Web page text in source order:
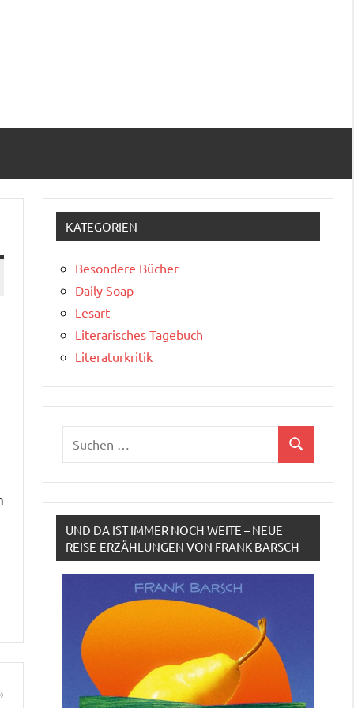
KATEGORIEN
Besondere Bücher
Daily Soap
Lesart
Literarisches Tagebuch
Literaturkritik
Suchen
UND DA IST IMMER NOCH WEITE – NEUE
REISE-ERZÄHLUNGEN VON FRANK BARSCH